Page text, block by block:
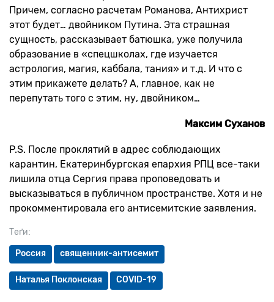
Теґи:
Россия священник-антисемит
Наталья Поклонская COVID-19
Причем, согласно расчетам Романова, Антихрист
этот будет… двойником Путина. Эта страшная
сущность, рассказывает батюшка, уже получила
образование в «спецшколах, где изучается
астрология, магия, каббала, тания» и т.д. И что с
этим прикажете делать? А, главное, как не
перепутать того с этим, ну, двойником…
Максим Суханов
P.S. После проклятий в адрес соблюдающих
карантин, Екатеринбургская епархия РПЦ все-таки
лишила отца Сергия права проповедовать и
высказываться в публичном пространстве. Хотя и не
прокомментировала его антисемитские заявления.